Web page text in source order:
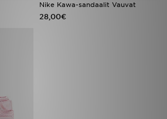
Nike Kawa-sandaalit Vauvat
28,00€